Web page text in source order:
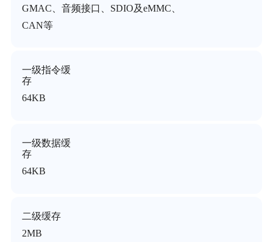
GMAC、音频接口、SDIO及eMMC、
CAN等
一级指令缓
存
64KB
一级数据缓
存
64KB
二级缓存
2MB